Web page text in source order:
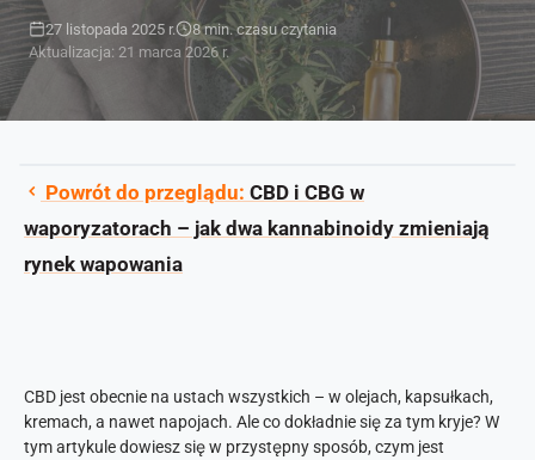
27 listopada 2025 r.
8 min. czasu czytania
Aktualizacja: 21 marca 2026 r.
Powrót do przeglądu: CBD i CBG w
waporyzatorach – jak dwa kannabinoidy zmieniają
rynek wapowania
CBD jest obecnie na ustach wszystkich – w olejach, kapsułkach,
kremach, a nawet napojach. Ale co dokładnie się za tym kryje? W
tym artykule dowiesz się w przystępny sposób, czym jest